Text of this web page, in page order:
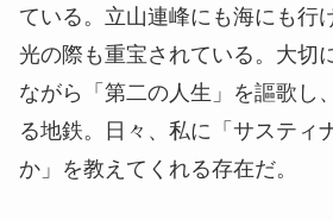
ている。立山連峰にも海にも行
光の際も重宝されている。大切
ながら「第二の人生」を謳歌し
る地鉄。日々、私に「サスティ
か」を教えてくれる存在だ。